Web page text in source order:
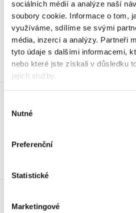
sociálních médií a analýze naší
soubory cookie. Informace o tom,
využíváme, sdílíme se svými
média, inzerci a analýzy. Partneři
tyto údaje s dalšími informacemi,
nebo které jste získali v důsledku
jejich služby.
souhlasu
Nutné
Preferenční
Statistické
Marketingové
Store L (A3), žlutá
499 Kč
603,79 Kč vč. DPH
Koupit
Krabice
Krabice